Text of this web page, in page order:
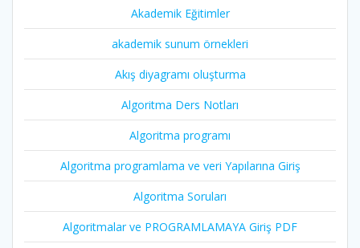
Akademik Eğitimler
akademik sunum örnekleri
Akış diyagramı oluşturma
Algoritma Ders Notları
Algoritma programı
Algoritma programlama ve veri Yapılarına Giriş
Algoritma Soruları
Algoritmalar ve PROGRAMLAMAYA Giriş PDF